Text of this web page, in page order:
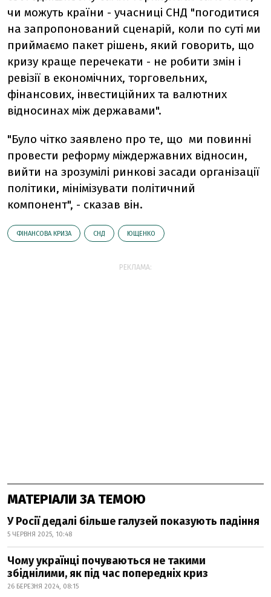
чи можуть країни - учасниці СНД "погодитися
на запропонований сценарій, коли по суті ми
приймаємо пакет рішень, який говорить, що
кризу краще перечекати - не робити змін і
ревізії в економічних, торговельних,
фінансових, інвестиційних та валютних
відносинах між державами".
"Було чітко заявлено про те, що ми повинні
провести реформу міждержавних відносин,
вийти на зрозумілі ринкові засади організації
політики, мінімізувати політичний
компонент", - сказав він.
ФІНАНСОВА КРИЗА СНД ЮЩЕНКО
РЕКЛАМА:
МАТЕРІАЛИ ЗА ТЕМОЮ
У Росії дедалі більше галузей показують падіння
5 ЧЕРВНЯ 2025, 10:48
Чому українці почуваються не такими
збіднілими, як під час попередніх криз
26 БЕРЕЗНЯ 2024, 08:15